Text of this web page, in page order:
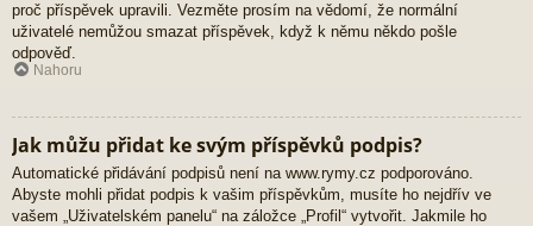
proč příspěvek upravili. Vezměte prosím na vědomí, že normální
uživatelé nemůžou smazat příspěvek, když k němu někdo pošle
odpověď.
Nahoru
Jak můžu přidat ke svým příspěvků podpis?
Automatické přidávání podpisů není na www.rymy.cz podporováno.
Abyste mohli přidat podpis k vašim příspěvkům, musíte ho nejdřív ve
vašem „Uživatelském panelu“ na záložce „Profil“ vytvořit. Jakmile ho